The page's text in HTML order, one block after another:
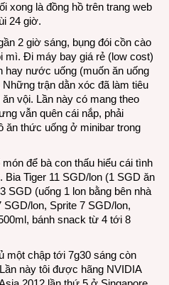
xong là đồng hồ trên trang web
24 giờ.
2 giờ sáng, bụng đói cồn cào
mì. Đi máy bay giá rẻ (low cost)
hay nước uống (muốn ăn uống
trận dằn xóc đã làm tiêu
vội. Lần này có mang theo
vẫn quên cái nắp, phải
ăn thức uống ở minibar trong
để bà con thấu hiểu cái tình
Bia Tiger 11 SGD/lon (1 SGD ăn
SGD (uống 1 lon bằng bên nhà
lon, Sprite 7 SGD/lon,
bánh snack từ 4 tới 8
một chập tới 7g30 sáng còn
này tôi được hãng NVIDIA